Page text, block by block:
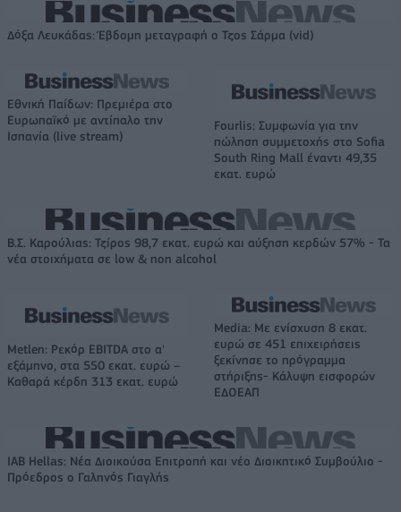
Δόξα Λευκάδας: Έβδομη μεταγραφή ο Τζος Σάρμα (vid)
Εθνική Παίδων: Πρεμιέρα στο
Ευρωπαϊκό με αντίπαλο την
Ισπανία (live stream)
Fourlis: Συμφωνία για την
πώληση συμμετοχής στο Sofia
South Ring Mall έναντι 49,35
εκατ. ευρώ
Β.Σ. Καρούλιας: Τζίρος 98,7 εκατ. ευρώ και αύξηση κερδών 57% - Τα
νέα στοιχήματα σε low & non alcohol
Metlen: Ρεκόρ EBITDA στο α'
εξάμηνο, στα 550 εκατ. ευρώ –
Καθαρά κέρδη 313 εκατ. ευρώ
Media: Με ενίσχυση 8 εκατ.
ευρώ σε 451 επιχειρήσεις
ξεκίνησε το πρόγραμμα
στήριξης- Κάλυψη εισφορών
ΕΔΟΕΑΠ
IAB Hellas: Νέα Διοικούσα Επιτροπή και νέο Διοικητικό Συμβούλιο -
Πρόεδρος ο Γαληνός Γιαγλής